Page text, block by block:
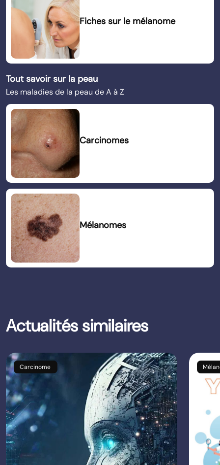
Fiches sur le mélanome
Tout savoir sur la peau
Les maladies de la peau de A à Z
Carcinomes
Mélanomes
Actualités similaires
Mélanomes
Carcinome